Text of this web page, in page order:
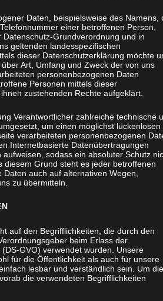
Daten, beispielsweise des Namens,
einer betroffenen Person,
Grundverordnung und in
geltenden landesspezifischen
dieser Datenschutzerklärung möchte
Art, Umfang und Zweck der von uns
personenbezogenen Daten
Personen mittels dieser
zustehenden Rechte aufgeklärt.
Verantwortlicher zahlreiche technische
um einen möglichst lückenlosen
verarbeiteten personenbezogenen
Internetbasierte Datenübertragungen
sodass ein absoluter Schutz
diesem Grund steht es jeder betroffenen
auch auf alternativen Wegen,
zu übermitteln.
auf den Begrifflichkeiten, die durch den
beim Erlass der
GVO) verwendet wurden. Unsere
für die Öffentlichkeit als auch für unsere
lesbar und verständlich sein. Um
die verwendeten Begrifflichkeiten